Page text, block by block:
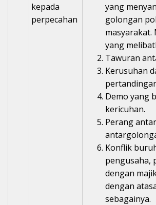
kepada
perpecahan
yang
golongan
masyarakat.
yang
Tawuran
Kerusuhan
Demo yang
kericuhan.
Perang
Konflik
pengusaha,
dengan
dengan
sebagainya.